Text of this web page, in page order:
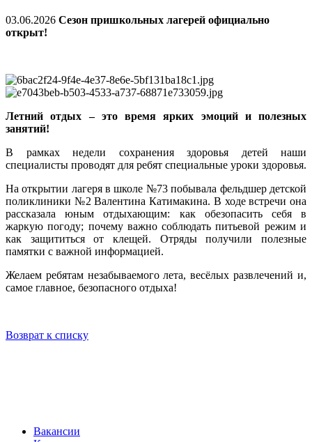
03.06.2026 Сезон пришкольных лагерей официально
открыт!
Летний отдых – это время ярких эмоций и полезных
занятий!
В рамках недели сохранения здоровья детей наши
специалисты проводят для ребят специальные уроки здоровья.
На открытии лагеря в школе №73 побывала фельдшер детской
поликлиники №2 Валентина Катимакина. В ходе встречи она
рассказала юным отдыхающим: как обезопасить себя в
жаркую погоду; почему важно соблюдать питьевой режим и
как защититься от клещей. Отряды получили полезные
памятки с важной информацией.
Желаем ребятам незабываемого лета, весёлых развлечений и,
самое главное, безопасного отдыха!
Возврат к списку
Вакансии